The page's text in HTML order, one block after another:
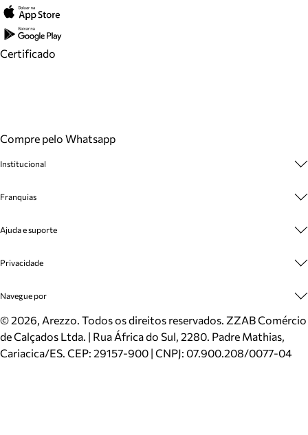
Certificado
Compre pelo Whatsapp
Institucional
Cashback
Venda Corporativa
Mapa do Site
Inverno
Mundo Arezzo
Franquias
Plano de Negócio
Ajuda e suporte
Cadastro
Meus Pedidos
Trocas e Devoluções
Cartão Presente
Localizador de lojas
Privacidade
Politica e Privacidade
Navegue por
Sapatos
Bolsas
Scarpins
©2026, Arezzo. Todos os direitos reservados. ZZAB Comércio
de Calçados Ltda. | Rua África do Sul, 2280. Padre Mathias,
Cariacica/ES. CEP: 29157-900 | CNPJ: 07.900.208/0077-04